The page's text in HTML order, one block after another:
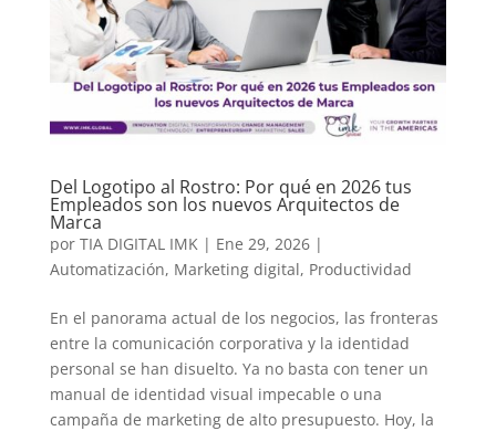
Del Logotipo al Rostro: Por qué en 2026 tus
Empleados son los nuevos Arquitectos de
Marca
por TIA DIGITAL IMK| Ene 29, 2026|
Automatización, Marketing digital, Productividad
En el panorama actual de los negocios, las fronteras
entre la comunicación corporativa y la identidad
personal se han disuelto. Ya no basta con tener un
manual de identidad visual impecable o una
campaña de marketing de alto presupuesto. Hoy, la